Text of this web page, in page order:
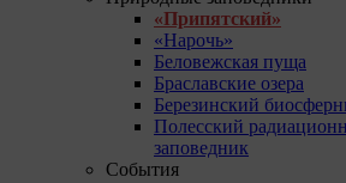
«Припятский»
«Нарочь»
Беловежская пуща
Браславские озера
Березинский
Полесский
заповедник
События